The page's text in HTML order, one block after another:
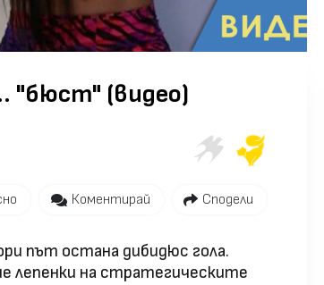
"бюст" (видео)
Коментирай Сподели
път остана дибидюс гола.
лепенки на стратегическите